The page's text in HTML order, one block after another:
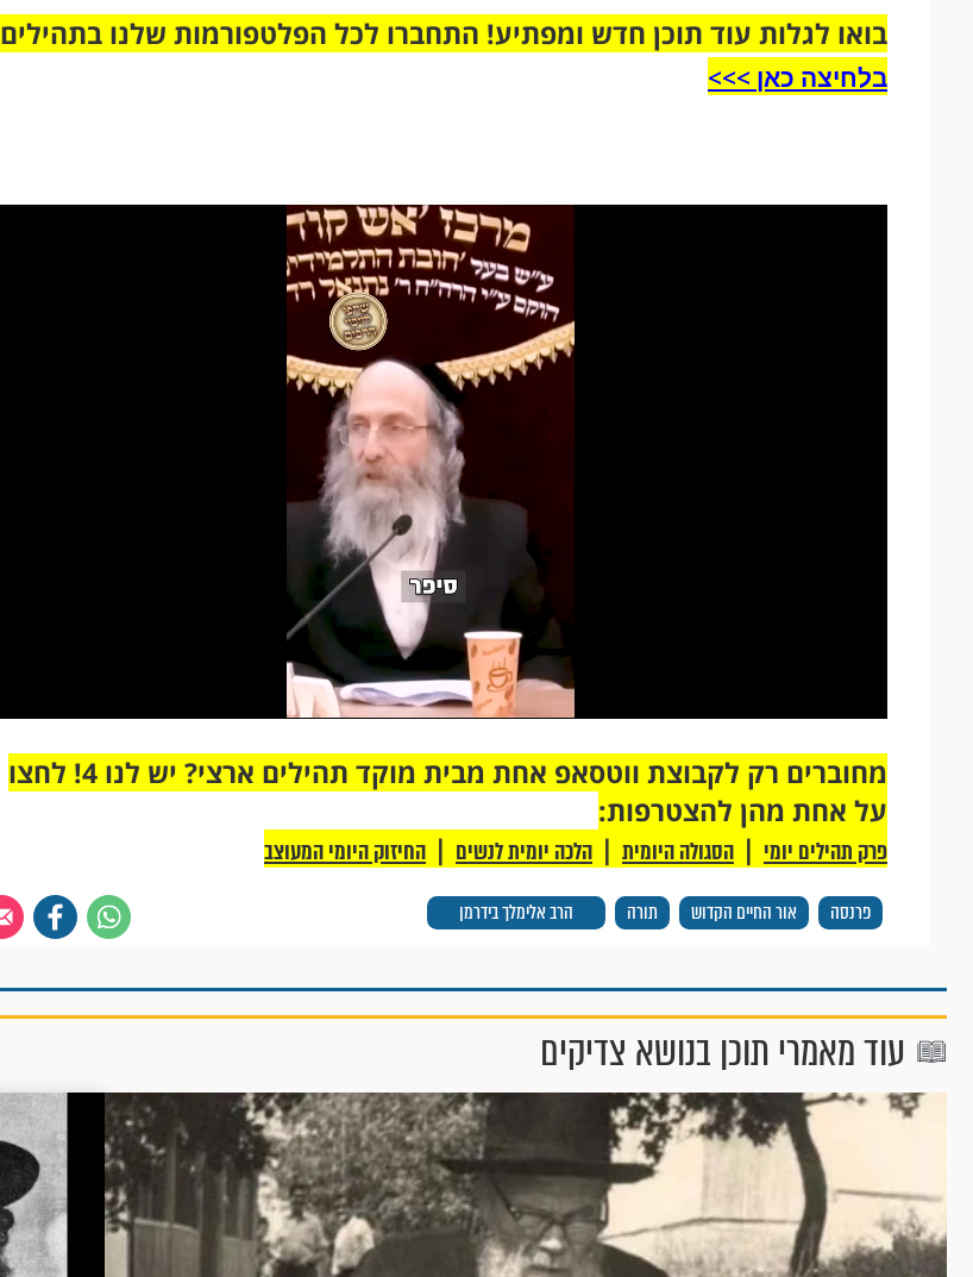
בואו לגלות עוד תוכן חדש ומפתיע! התחברו לכל הפלטפורמות שלנו בתהילים
בלחיצה כאן >>>​
פרנסה אור החיים הקדוש תורה הרב אלימלך בידרמן
מחוברים רק לקבוצת ווטסאפ אחת מבית מוקד תהילים ארצי? יש לנו 4! לחצו
על אחת מהן להצטרפות:
פרק תהילים יומי | הסגולה היומית | הלכה יומית לנשים | החיזוק היומי המעוצב
עוד מאמרי תוכן בנושא צדיקים